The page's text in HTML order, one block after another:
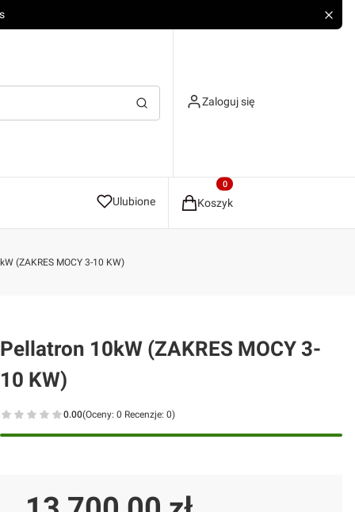
WyczyśćSzukaj
Zaloguj się
Ulubione
Produkty w koszyku: 0.
Koszyk
(ZAKRES MOCY 3-10 KW)
Pellatron 10kW (ZAKRES MOCY 3-
10 KW)
0.00(Oceny: 0 Recenzje: 0)
Przejdź do sekcji Opinie